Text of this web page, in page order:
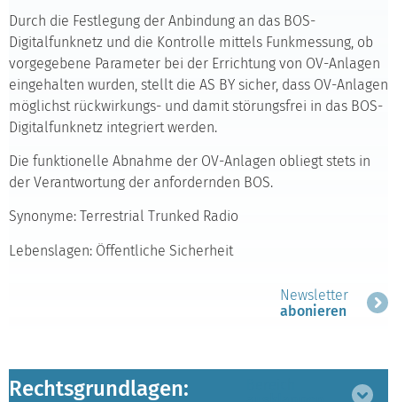
Durch die Festlegung der Anbindung an das BOS-
Digitalfunknetz und die Kontrolle mittels Funkmessung, ob
vorgegebene Parameter bei der Errichtung von OV-Anlagen
eingehalten wurden, stellt die AS BY sicher, dass OV-Anlagen
möglichst rückwirkungs- und damit störungsfrei in das BOS-
Digitalfunknetz integriert werden.
Die funktionelle Abnahme der OV-Anlagen obliegt stets in
der Verantwortung der anfordernden BOS.
Synonyme: Terrestrial Trunked Radio
Lebenslagen: Öffentliche Sicherheit
Newsletter
abonieren
Rechtsgrundlagen: